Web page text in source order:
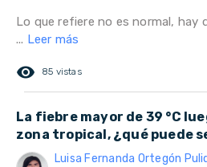
Lo que refiere no es normal, hay
... Leer más
remove_red_eye 85 vistas
La fiebre mayor de 39 °C
zona tropical, ¿qué puede
Luisa Fernanda Ortegón